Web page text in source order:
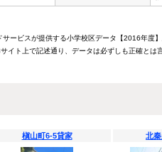
ービスが提供する小学校区データ【2016年
ト上で記述通り、データは必ずしも正確と
槇山町6-5貸家 北